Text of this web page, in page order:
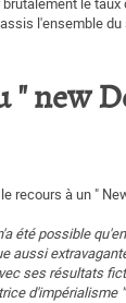
l'ensemble
new
recours à un "
été possible
aussi
ses résultats
d'impérialisme